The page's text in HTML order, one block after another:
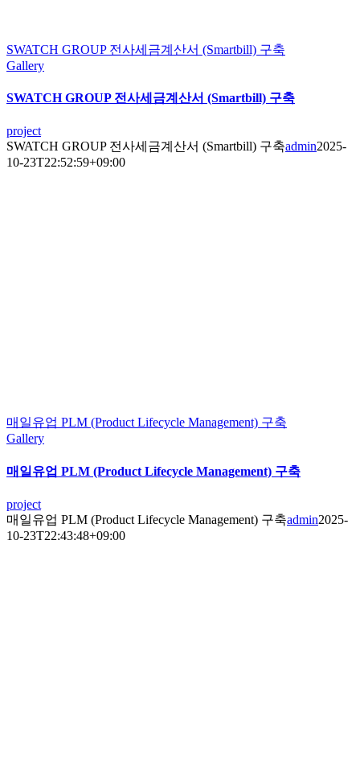
SWATCH GROUP 전사세금계산서 (Smartbill) 구축
Gallery
SWATCH GROUP 전사세금계산서 (Smartbill) 구축
project
SWATCH GROUP 전사세금계산서 (Smartbill) 구축admin2025-
10-23T22:52:59+09:00
매일유업 PLM (Product Lifecycle Management) 구축
Gallery
매일유업 PLM (Product Lifecycle Management) 구축
project
매일유업 PLM (Product Lifecycle Management) 구축admin2025-
10-23T22:43:48+09:00